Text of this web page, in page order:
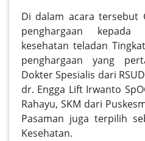
Di dalam acara tersebut
penghargaan
kesehatan teladan
penghargaan yang
Dokter Spesialis dari
dr. Engga Lift Irwanto
Rahayu, SKM dari
Pasaman juga terpilih
Kesehatan.